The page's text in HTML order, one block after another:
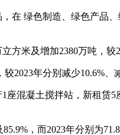
绿色制造、绿色产品
及增加2380万吨，较
年分别减少10.6%、减
混凝土搅拌站，新租赁5
，而2023年分别为